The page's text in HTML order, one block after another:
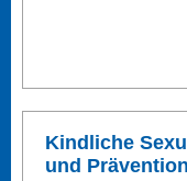
Kindliche
und